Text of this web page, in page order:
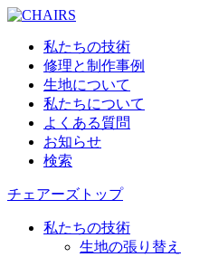
私たちの技術
修理と制作事例
生地について
私たちについて
よくある質問
お知らせ
検索
チェアーズトップ
私たちの技術
生地の張り替え